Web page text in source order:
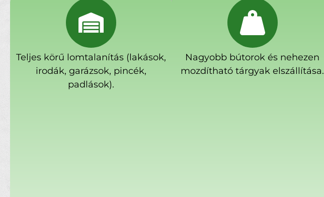
Teljes körű lomtalanítás (lakások,
irodák, garázsok, pincék,
padlások).
Nagyobb bútorok és nehezen
mozdítható tárgyak elszállítása.